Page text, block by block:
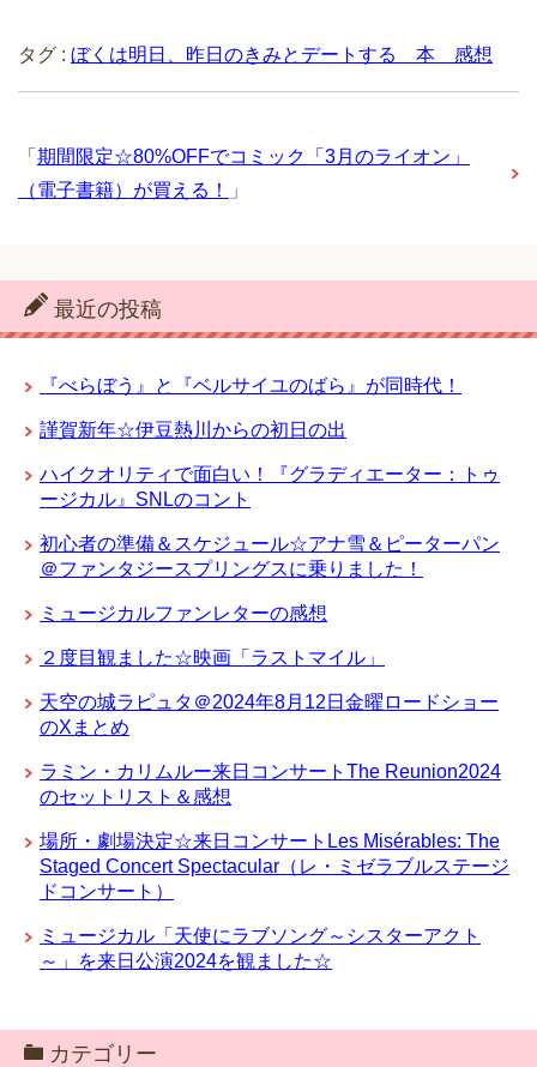
タグ : ぼくは明日、昨日のきみとデートする 本 感想
「 期間限定☆80%OFFでコミック「3月のライオン」
（電子書籍）が買える！
」
最近の投稿
『べらぼう』と『ベルサイユのばら』が同時代！
謹賀新年☆伊豆熱川からの初日の出
ハイクオリティで面白い！『グラディエーター：トゥ
ージカル』SNLのコント
初心者の準備＆スケジュール☆アナ雪＆ピーターパン
＠ファンタジースプリングスに乗りました！
ミュージカルファンレターの感想
２度目観ました☆映画「ラストマイル」
天空の城ラピュタ＠2024年8月12日金曜ロードショー
のXまとめ
ラミン・カリムルー来日コンサートThe Reunion2024
のセットリスト＆感想
場所・劇場決定☆来日コンサートLes Misérables: The
Staged Concert Spectacular（レ・ミゼラブルステージ
ドコンサート）
ミュージカル「天使にラブソング～シスターアクト
～」を来日公演2024を観ました☆
カテゴリー